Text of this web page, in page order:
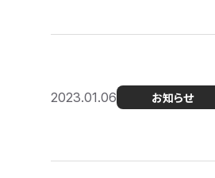
2023.01.06 お知らせ